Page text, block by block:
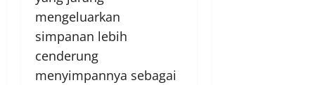
mengeluarkan
simpanan lebih
cenderung
menyimpannya sebagai